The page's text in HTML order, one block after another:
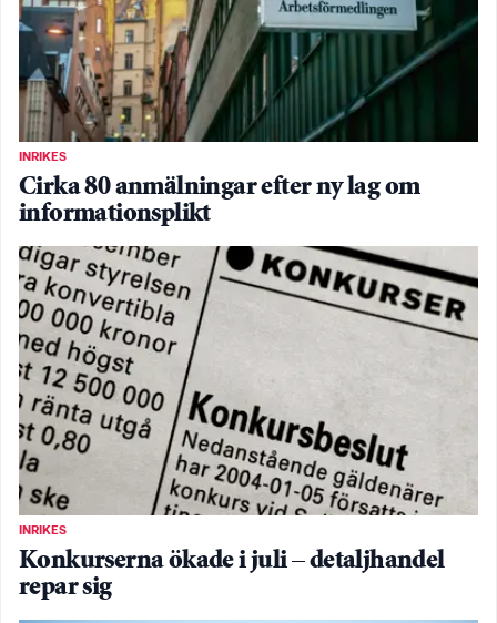
INRIKES
Cirka 80 anmälningar efter ny lag om
informationsplikt
INRIKES
Konkurserna ökade i juli – detaljhandel
repar sig